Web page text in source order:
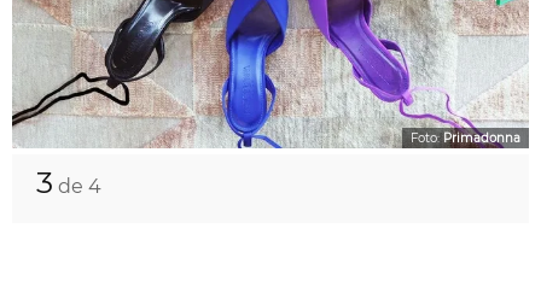
Foto:Primadonna
3 de 4